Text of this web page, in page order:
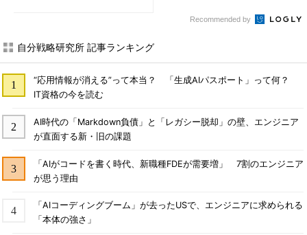
Recommended by
自分戦略研究所 記事ランキング
“応用情報が消える”って本当？ 「生成AIパスポート」って何？
IT資格の今を読む
AI時代の「Markdown負債」と「レガシー脱却」の壁、エンジニア
が直面する新・旧の課題
「AIがコードを書く時代、新職種FDEが需要増」 7割のエンジニア
が思う理由
「AIコーディングブーム」が去ったUSで、エンジニアに求められる
「本体の強さ」